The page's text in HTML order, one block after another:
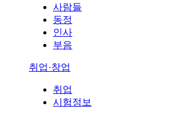
사람들
동정
인사
부음
취업·창업
취업
시험정보